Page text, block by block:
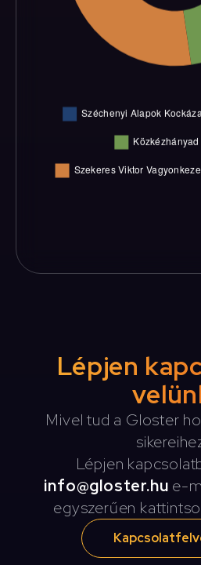
Lépjen
Mivel tud a Gloster
Lépjen
info@gloster.hu e-
egyszerűen